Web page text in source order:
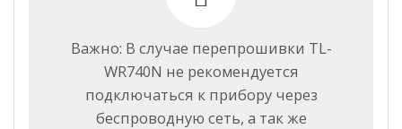
Важно: В случае перепрошивки TL-
WR740N не рекомендуется
подключаться к прибору через
беспроводную сеть, а так же